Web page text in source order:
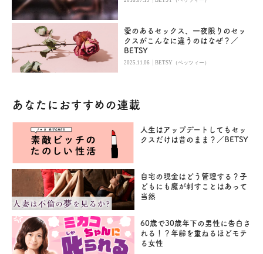
愛のあるセックス、一夜限りのセッ
クスがこんなに違うのはなぜ？／
BETSY
2025.11.06 |BETSY（ベッツィー）
あなたにおすすめの連載
人生はアップデートしてもセッ
クスだけは昔のまま？／BETSY
自宅の現金はどう管理する？子
どもにも魔が刺すことはあって
当然
60歳で30歳年下の男性に告白さ
れる！？年齢を重ねるほどモテ
る女性